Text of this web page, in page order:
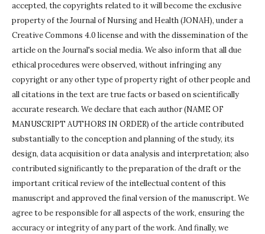
accepted, the copyrights related to it will become the exclusive
property of the Journal of Nursing and Health (JONAH), under a
Creative Commons 4.0 license and with the dissemination of the
article on the Journal's social media. We also inform that all due
ethical procedures were observed, without infringing any
copyright or any other type of property right of other people and
all citations in the text are true facts or based on scientifically
accurate research. We declare that each author (NAME OF
MANUSCRIPT AUTHORS IN ORDER) of the article contributed
substantially to the conception and planning of the study, its
design, data acquisition or data analysis and interpretation; also
contributed significantly to the preparation of the draft or the
important critical review of the intellectual content of this
manuscript and approved the final version of the manuscript. We
agree to be responsible for all aspects of the work, ensuring the
accuracy or integrity of any part of the work. And finally, we